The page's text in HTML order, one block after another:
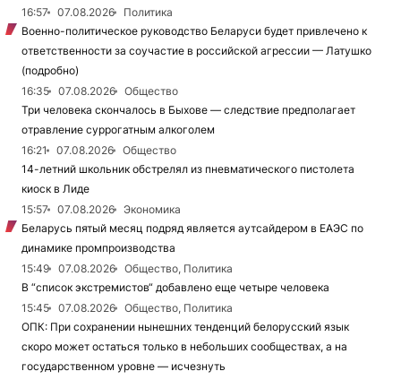
16:57
07.08.2026
Политика
Военно-политическое руководство Беларуси будет привлечено к
ответственности за соучастие в российской агрессии — Латушко
(подробно)
16:35
07.08.2026
Общество
Три человека скончалось в Быхове — следствие предполагает
отравление суррогатным алкоголем
16:21
07.08.2026
Общество
14-летний школьник обстрелял из пневматического пистолета
киоск в Лиде
15:57
07.08.2026
Экономика
Беларусь пятый месяц подряд является аутсайдером в ЕАЭС по
динамике промпроизводства
15:49
07.08.2026
Общество, Политика
В “список экстремистов“ добавлено еще четыре человека
15:45
07.08.2026
Общество, Политика
ОПК: При сохранении нынешних тенденций белорусский язык
скоро может остаться только в небольших сообществах, а на
государственном уровне — исчезнуть